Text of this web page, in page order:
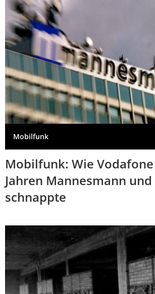
Mobilfunk
Mobilfunk: Wie
Jahren Mannesmann und
schnappte